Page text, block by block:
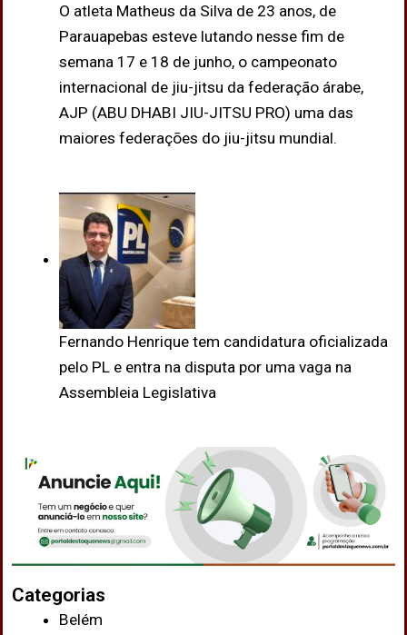
O atleta Matheus da Silva de 23 anos, de
Parauapebas esteve lutando nesse fim de
semana 17 e 18 de junho, o campeonato
internacional de jiu-jitsu da federação árabe,
AJP (ABU DHABI JIU-JITSU PRO) uma das
maiores federações do jiu-jitsu mundial.
Fernando Henrique tem candidatura oficializada
pelo PL e entra na disputa por uma vaga na
Assembleia Legislativa
Categorias
Belém